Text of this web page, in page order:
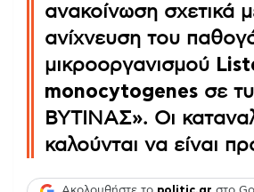
ανακοίνωση σχετικά
ανίχνευση του
μικροοργανισμού
monocytogenes σε
ΒΥΤΙΝΑΣ». Οι
καλούνται να είναι